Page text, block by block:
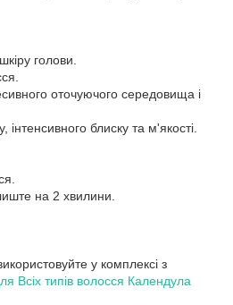
голови.
оточуючого середовища і
інтенсивного блиску та м'якості.
на 2 хвилини.
у комплексі з
Bсіх типів волоcся Календула